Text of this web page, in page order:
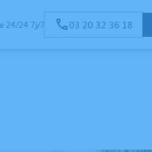
24/24 7j/7 03 20 32 36 18